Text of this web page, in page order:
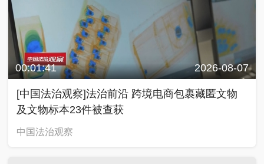
00:01:41 2026-08-07
[中国法治观察]法治前沿 跨境电商包裹藏匿文物
及文物标本23件被查获
中国法治观察